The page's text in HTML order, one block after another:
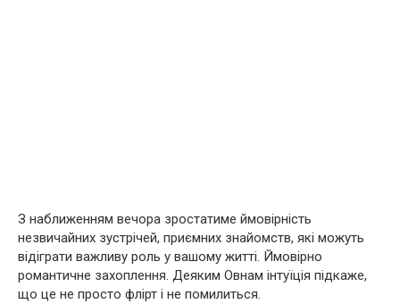
З наближенням вечора зростатиме ймовірність
незвичайних зустрічей, приємних знайомств, які можуть
відіграти важливу роль у вашому житті. Ймовірно
романтичне захоплення. Деяким Овнам інтуїція підкаже,
що це не просто флірт і не помилиться.